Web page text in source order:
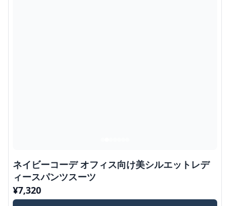
ネイビーコーデ オフィス向け美シルエットレデ
ィースパンツスーツ
¥7,320